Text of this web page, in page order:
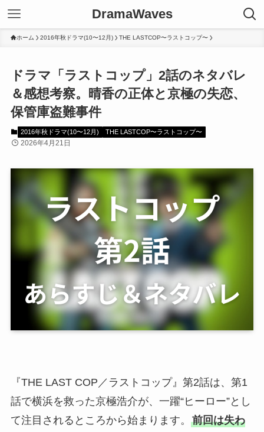
DramaWaves
ホーム 2016年秋ドラマ(10〜12月) THE LASTCOP〜ラストコップ〜
ドラマ「ラストコップ」2話のネタバレ
＆感想考察。晴香の正体と京極の失恋、
保管庫盗難事件
2016年秋ドラマ(10〜12月) THE LASTCOP〜ラストコップ〜
2026年4月21日
『THE LAST COP／ラストコップ』第2話は、第1
話で横浜を救った京極浩介が、一躍“ヒーロー”とし
て注目されるところから始まります。 前回は失わ